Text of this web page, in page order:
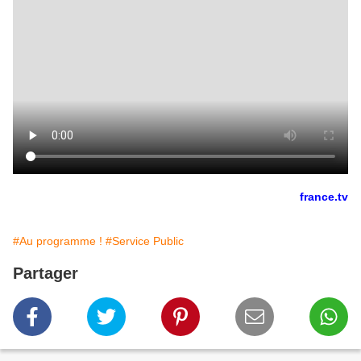
france.tv
#Au programme ! #Service Public
Partager